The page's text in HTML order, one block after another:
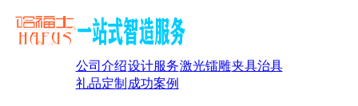
公司介绍设计服务激光镭雕夹具治具
礼品定制 成功案例